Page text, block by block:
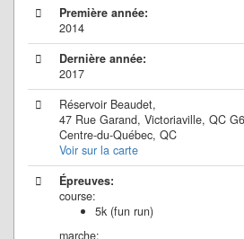
Première année:
2014
Dernière année:
2017
Réservoir Beaudet,
47 Rue Garand, Victoriaville, QC
Centre-du-Québec, QC
Voir sur la carte
Épreuves:
course:
5k (fun run)
marche: